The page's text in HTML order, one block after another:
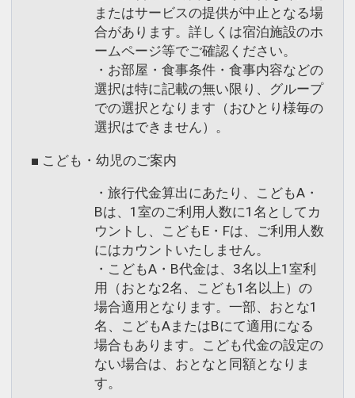
またはサービスの提供が中止となる場
合があります。詳しくは宿泊施設のホ
ームページ等でご確認ください。
・お部屋・食事条件・食事内容などの
選択は特に記載の無い限り、グループ
での選択となります（おひとり様毎の
選択はできません）。
■ こども・幼児のご案内
・旅行代金算出にあたり、こどもA・
Bは、1室のご利用人数に1名としてカ
ウントし、こどもE・Fは、ご利用人数
にはカウントいたしません。
・こどもA・B代金は、3名以上1室利
用（おとな2名、こども1名以上）の
場合適用となります。一部、おとな1
名、こどもAまたはBにて適用になる
場合もあります。こども代金の設定の
ない場合は、おとなと同額となりま
す。